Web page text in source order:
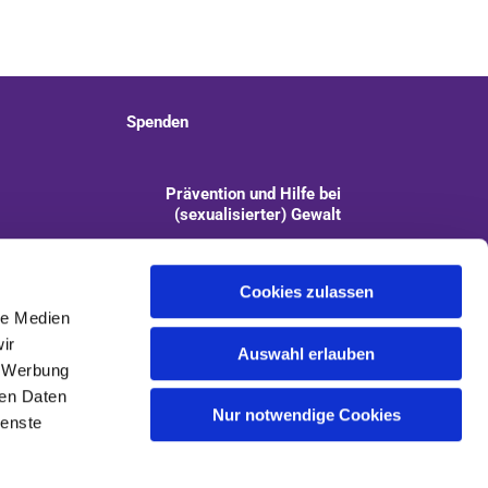
Medien
Daten
Cookies zulassen
Auswahl erlauben
Nur notwendige Cookies
Spenden
Prävention und Hilfe bei
(sexualisierter) Gewalt
info@kirchengemeinde-staaken.de